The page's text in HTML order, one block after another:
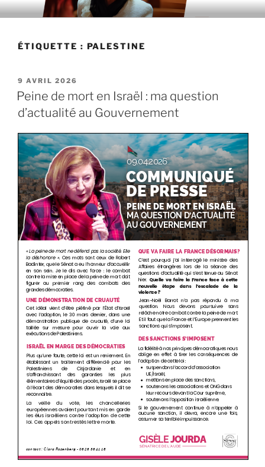
Aller
au
principal
ÉTIQUETTE : PALESTINE
PUBLIÉ
LE
9 AVRIL 2026
Peine de mort en Israël : ma question
d’actualité au Gouvernement